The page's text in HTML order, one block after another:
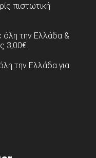
πιστωτική
την Ελλάδα &
3,00€.
την Ελλάδα για